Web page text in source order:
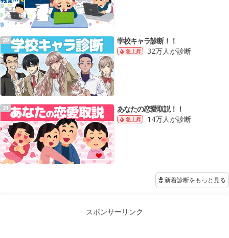
20 学校キャラ診断！！
急上昇 32万人が診断
21 あなたの恋愛取説！！
急上昇 14万人が診断
新着診断をもっと見る
スポンサーリンク